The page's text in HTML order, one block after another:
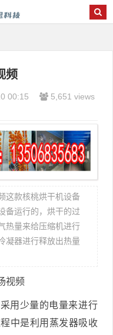
频
00:15
5,651 views
这款核桃烘干机设备
备运行的，烘干的过
热量来给压缩机进行
凝器进行释放出热量
视频
少量的电量来进行
中是利用蒸发器吸收